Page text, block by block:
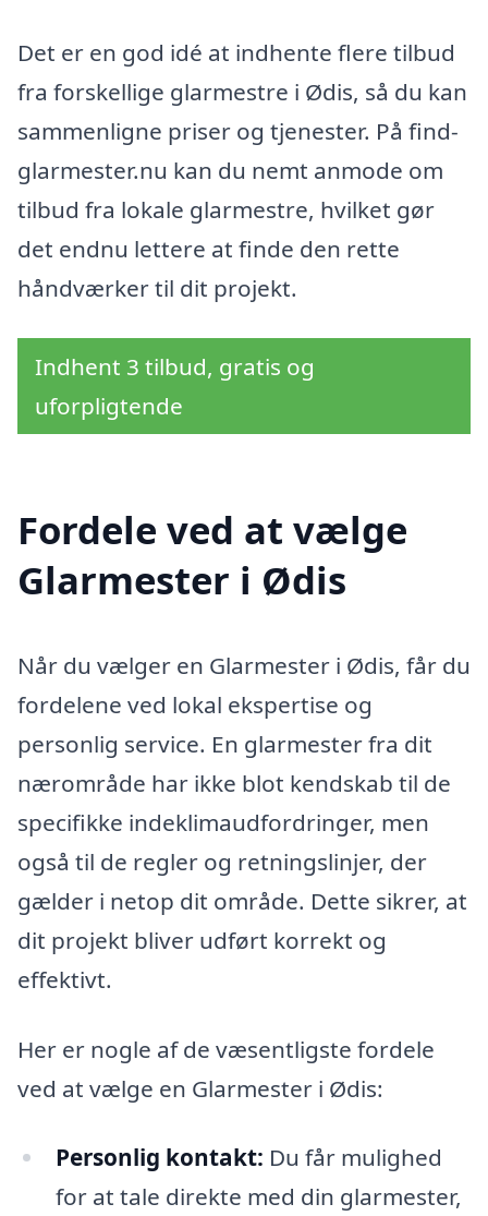
Det er en god idé at indhente flere tilbud
fra forskellige glarmestre i Ødis, så du kan
sammenligne priser og tjenester. På find-
glarmester.nu kan du nemt anmode om
tilbud fra lokale glarmestre, hvilket gør
det endnu lettere at finde den rette
håndværker til dit projekt.
Indhent 3 tilbud, gratis og
uforpligtende
Fordele ved at vælge
Glarmester i Ødis
Når du vælger en Glarmester i Ødis, får du
fordelene ved lokal ekspertise og
personlig service. En glarmester fra dit
nærområde har ikke blot kendskab til de
specifikke indeklimaudfordringer, men
også til de regler og retningslinjer, der
gælder i netop dit område. Dette sikrer, at
dit projekt bliver udført korrekt og
effektivt.
Her er nogle af de væsentligste fordele
ved at vælge en Glarmester i Ødis:
Personlig kontakt: Du får mulighed
for at tale direkte med din glarmester,